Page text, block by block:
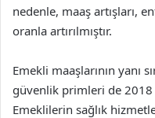
nedenle, maaş artışları,
oranla artırılmıştır.
Emekli maaşlarının yanı
güvenlik primleri de 2018
Emeklilerin sağlık